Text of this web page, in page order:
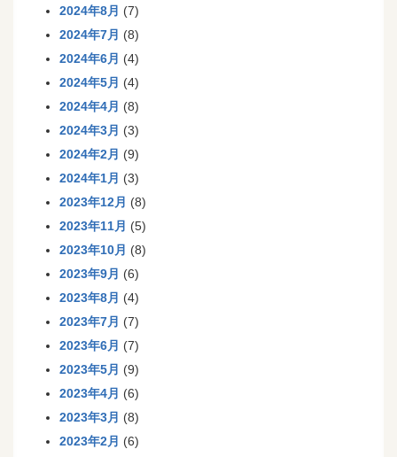
2024年8月 (7)
2024年7月 (8)
2024年6月 (4)
2024年5月 (4)
2024年4月 (8)
2024年3月 (3)
2024年2月 (9)
2024年1月 (3)
2023年12月 (8)
2023年11月 (5)
2023年10月 (8)
2023年9月 (6)
2023年8月 (4)
2023年7月 (7)
2023年6月 (7)
2023年5月 (9)
2023年4月 (6)
2023年3月 (8)
2023年2月 (6)